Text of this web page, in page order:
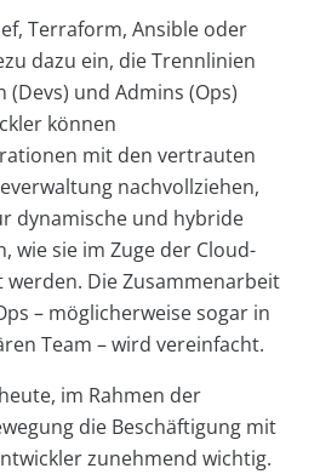
Terraform, Ansible oder
dazu ein, die Trennlinien
(Devs) und Admins (Ops)
können
mit den vertrauten
nachvollziehen,
dynamische und hybride
wie sie im Zuge der Cloud-
Die Zusammenarbeit
– möglicherweise sogar in
Team – wird vereinfacht.
im Rahmen der
die Beschäftigung mit
zunehmend wichtig.